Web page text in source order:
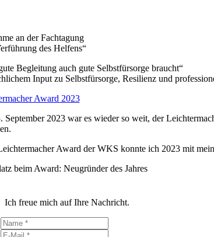
an der Fachtagung
des Helfens“
Begleitung auch gute Selbstfürsorge braucht“
Input zu Selbstfürsorge, Resilienz und
Award 2023
September 2023 war es wieder so weit, der
Award der WKS konnte ich 2023 mit
Ich freue mich auf Ihre Nachricht.